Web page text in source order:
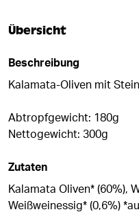
Übersicht
Beschreibung
Kalamata-Oliven mit
Abtropfgewicht: 180g
Nettogewicht: 300g
Zutaten
Kalamata Oliven* (60%),
Weißweinessig* (0,6%)